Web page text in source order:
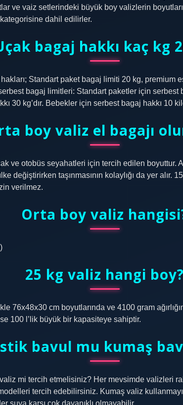
ve vaiz setlerindeki büyük boy valizlerin
dahil edilirler.
bagaj hakkı kaç kg
Standart paket bagaj limiti 20 kg, premium
bagaj limitleri: Standart paketler için serbest
30 kg’dır. Bebekler için serbest bagaj hakkı 10
boy valiz el bagajı
ve otobüs seyahatleri için tercih edilen boyuttur.
değiştirirken taşınmasının kolaylığı da yer alır.
verilmez.
Orta boy valiz
25 kg valiz hangi boy?
76x48x30 cm boyutlarında ve 4100 gram
100 l’lik büyük bir kapasiteye sahiptir.
bavul mu kumaş
mi tercih etmelisiniz? Her mevsimde valizleri
tercih edebilirsiniz. Kumaş valiz
suya karşı çok dayanıklı olmayabilir.